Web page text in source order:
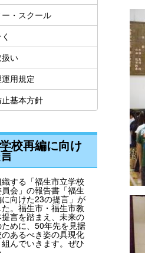
・スクール
い
運用規定
基本方針
校再編に向け
する「福生市立学校
会」の報告書「福生
向けた23の提言」が
。福生市・福生市教
言を踏まえ、未来の
めに、50年先を見据
あるべき姿の具現化
んでいきます。ぜひ